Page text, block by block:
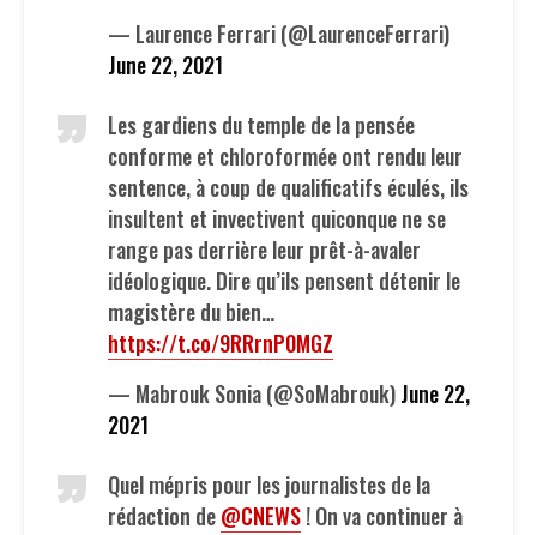
— Laurence Ferrari (@LaurenceFerrari)
June 22, 2021
Les gardiens du temple de la pensée
conforme et chloroformée ont rendu leur
sentence, à coup de qualificatifs éculés, ils
insultent et invectivent quiconque ne se
range pas derrière leur prêt-à-avaler
idéologique. Dire qu’ils pensent détenir le
magistère du bien…
https://t.co/9RRrnP0MGZ
— Mabrouk Sonia (@SoMabrouk)June 22,
2021
Quel mépris pour les journalistes de la
rédaction de@CNEWS! On va continuer à